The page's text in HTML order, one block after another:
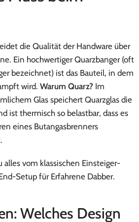
die Qualität der Handware über
Ein hochwertiger Quarzbanger (oft
bezeichnet) ist das Bauteil, in dem
wird. Warum Quarz? Im
Glas speichert Quarzglas die
ist thermisch so belastbar, dass es
eines Butangasbrenners
alles vom klassischen Einsteiger-
Setup für Erfahrene Dabber.
Welches Design